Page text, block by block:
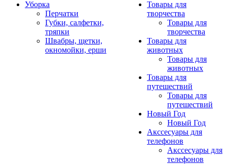
Уборка
Перчатки
Губки, салфетки,
тряпки
Швабры, щетки,
окномойки, ерши
Товары для
творчества
Товары для
творчества
Товары для
животных
Товары для
животных
Товары для
путешествий
Товары для
путешествий
Новый Год
Новый Год
Акссесуары для
телефонов
Акссесуары для
телефонов